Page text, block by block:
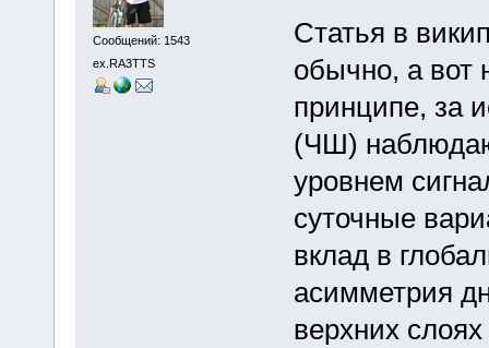
Сообщений: 1543
ex.RA3TTS
Статья в
обычно, а вот
принципе, за
(ЧШ)
уровнем
суточные
вклад в
асимметрия
верхних